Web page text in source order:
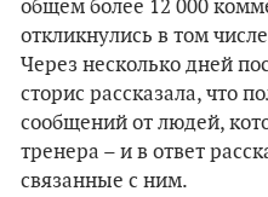
общем более 12 000
откликнулись в том
Через несколько дней
сторис рассказала, что
сообщений от людей,
тренера – и в ответ
связанные с ним.